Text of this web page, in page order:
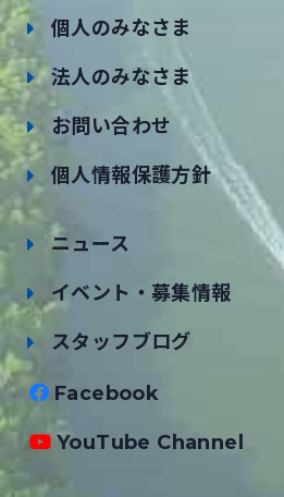
個人のみなさま
法人のみなさま
お問い合わせ
個人情報保護方針
ニュース
イベント・募集情報
スタッフブログ
Facebook
YouTube Channel